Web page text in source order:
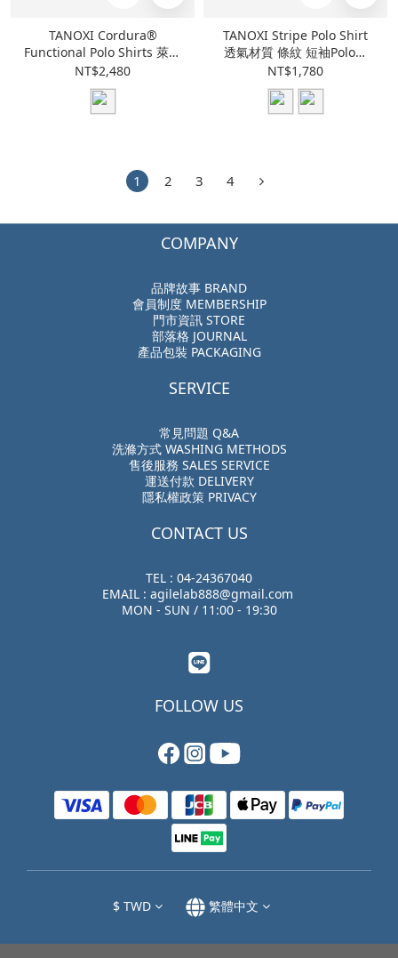
TANOXI Cordura®
Functional Polo Shirts 萊卡
透氣 短袖Polo衫 [TNX-
T420]
NT$2,480
TANOXI Stripe Polo Shirt
透氣材質 條紋 短袖Polo衫
[TNX-T417]
NT$1,780
1 2 3 4
COMPANY
品牌故事 BRAND
會員制度 MEMBERSHIP
門市資訊 STORE
部落格 JOURNAL
產品包裝 PACKAGING
SERVICE
常見問題 Q&A
洗滌方式 WASHING METHODS
售後服務 SALES SERVICE
運送付款 DELIVERY
隱私權政策 PRIVACY
CONTACT US
TEL : 04-24367040
EMAIL : agilelab888@gmail.com
MON - SUN / 11:00 - 19:30
FOLLOW US
$ TWD 繁體中文